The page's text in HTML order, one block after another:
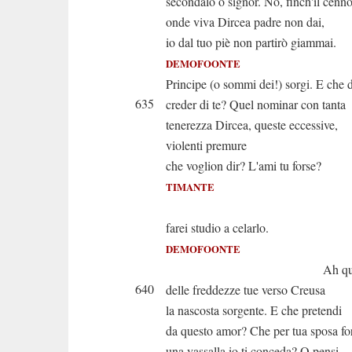
onde viva Dircea padre non dai,
io dal tuo piè non partirò giammai.
DEMOFOONTE
Principe (o sommi dei!) sorgi. E che
635
creder di te? Quel nominar con tanta
tenerezza Dircea, queste eccessive,
violenti premure
che voglion dir? L'ami tu forse?
TIMANTE
farei studio a celarlo.
DEMOFOONTE
Ah questa è
640
delle freddezze tue verso Creusa
la nascosta sorgente. E che pretendi
da questo amor? Che per tua sposa